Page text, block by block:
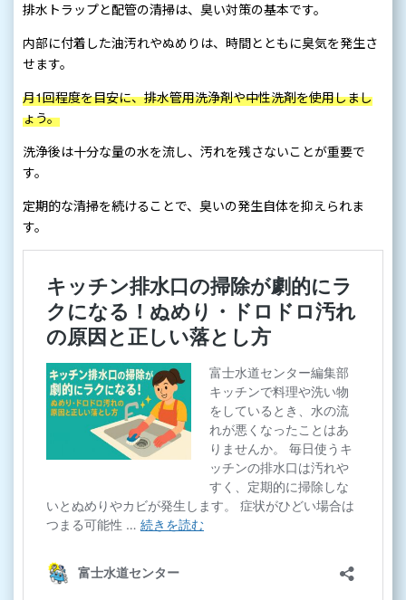
排水トラップと配管の清掃は、臭い対策の基本です。
内部に付着した油汚れやぬめりは、時間とともに臭気を発生さ
せます。
月1回程度を目安に、排水管用洗浄剤や中性洗剤を使用しまし
ょう。
洗浄後は十分な量の水を流し、汚れを残さないことが重要で
す。
定期的な清掃を続けることで、臭いの発生自体を抑えられま
す。